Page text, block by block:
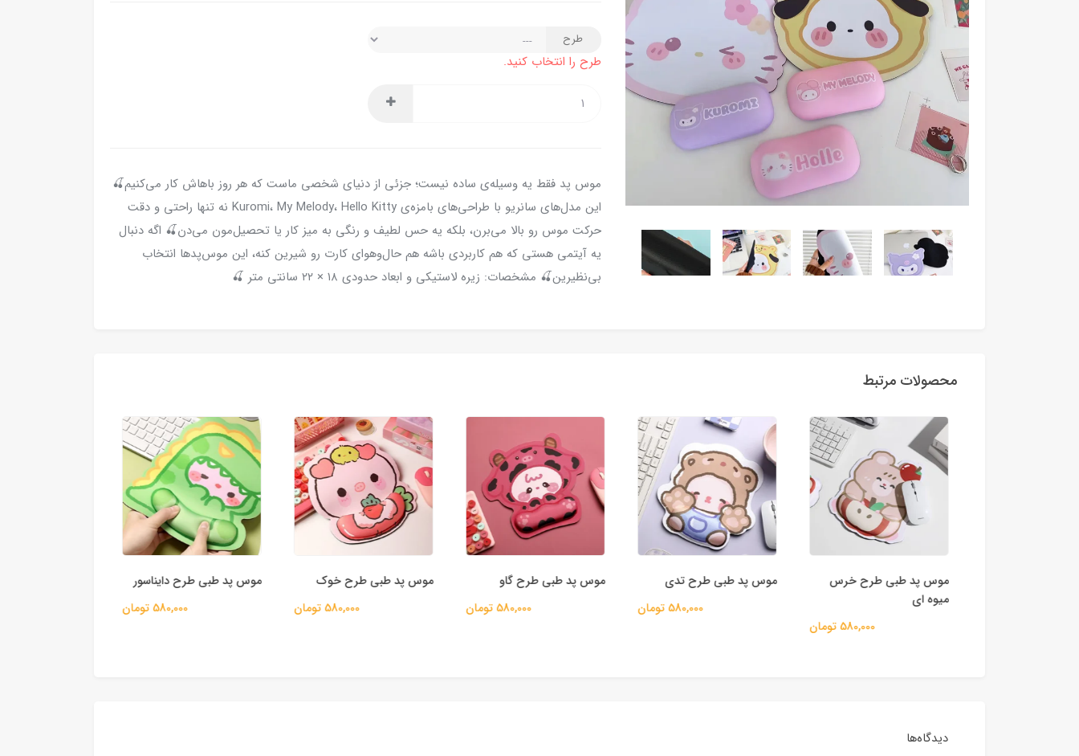
طرح
طرح را انتخاب کنید.
موس‌ پد فقط یه وسیله‌ی ساده نیست؛ جزئی از دنیای شخصی ماست که هر روز باهاش کار می‌کنیم🍒
این مدل‌های سانریو با طراحی‌های بامزه‌ی Kuromi، My Melody، Hello Kitty نه‌ تنها راحتی و دقت
حرکت موس رو بالا می‌برن، بلکه یه حس لطیف و رنگی به میز کار یا تحصیل‌مون می‌دن🍒 اگه دنبال
یه آیتمی هستی که هم کاربردی باشه هم حال‌و‌هوای کارت رو شیرین کنه، این موس‌پدها انتخاب
بی‌نظیرین🍒 مشخصات: زیره لاستیکی و ابعاد حدودی ۱۸ × ۲۲ سانتی متر 🍒
محصولات مرتبط
موس پد طبی طرح خرس
میوه ای
580,000 تومان
موس پد طبی طرح تدی
580,000 تومان
موس پد طبی طرح گاو
580,000 تومان
موس پد طبی طرح خوک
580,000 تومان
موس پد طبی طرح دایناسور
580,000 تومان
دیدگاه‌ها